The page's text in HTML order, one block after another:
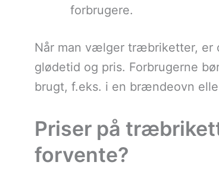
forbrugere.
Når man vælger træbriketter,
glødetid og pris. Forbrugerne
brugt, f.eks. i en brændeovn
Priser på
forvente?